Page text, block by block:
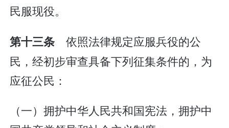
民服现役。
第十三条 依照法律规定应服兵役的公
民，经初步审查具备下列征集条件的，为
应征公民：
（一）拥护中华人民共和国宪法，拥护中